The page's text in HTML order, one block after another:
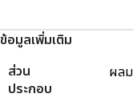
ข้อมูลเพิ่มเติม
ส่วน
ประกอบ
ผล